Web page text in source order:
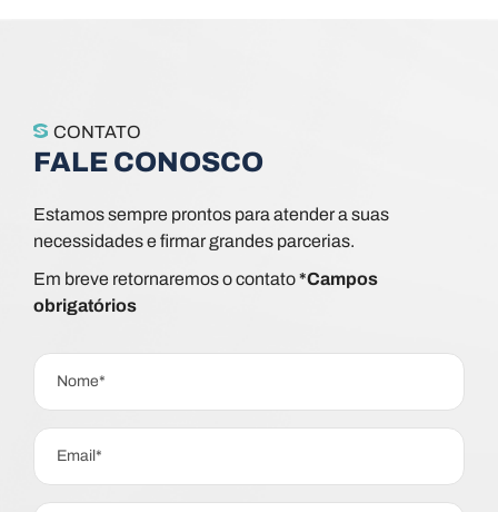
CONTATO
FALE CONOSCO
Estamos sempre prontos para atender a suas
necessidades e firmar grandes parcerias.
Em breve retornaremos o contato*Campos
obrigatórios
Nome*
Email*